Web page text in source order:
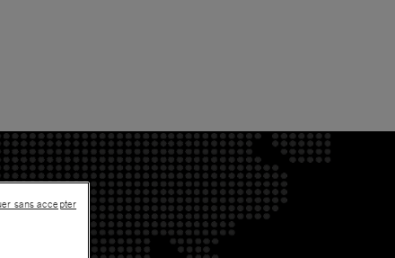
sans accepter